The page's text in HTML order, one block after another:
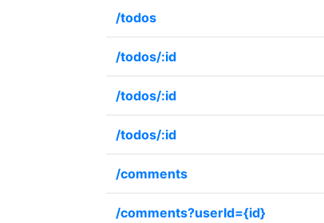
/todos
/todos/:id
/todos/:id
/todos/:id
/comments
/comments?userId={id}